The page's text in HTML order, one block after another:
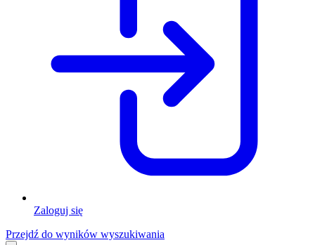
Zaloguj się
Przejdź do wyników wyszukiwania